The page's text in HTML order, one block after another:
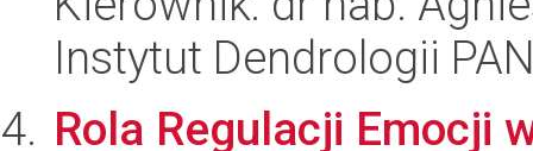
Instytut Dendrologii
Rola Regulacji Emocji